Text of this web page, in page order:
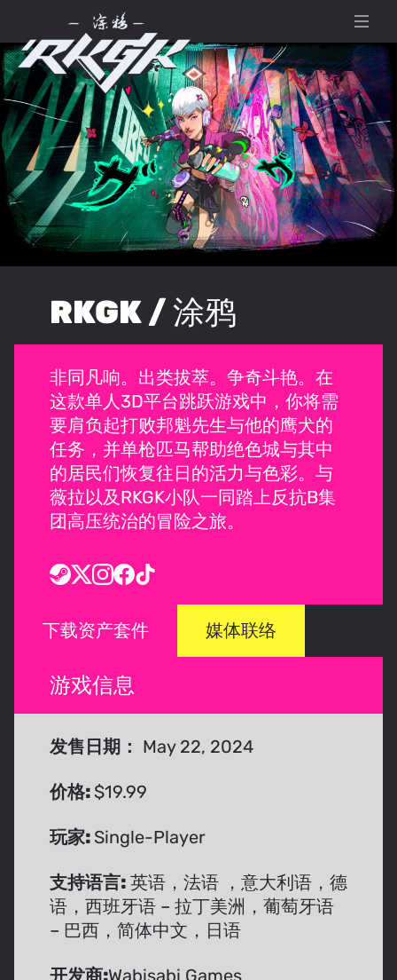
RKGK / 涂鸦
非同凡响。出类拔萃。争奇斗艳。在
这款单人3D平台跳跃游戏中，你将需
要肩负起打败邦魁先生与他的鹰犬的
任务，并单枪匹马帮助绝色城与其中
的居民们恢复往日的活力与色彩。与
薇拉以及RKGK小队一同踏上反抗B集
团高压统治的冒险之旅。
下载资产套件 媒体联络
游戏信息
发售日期： May 22, 2024
价格: $19.99
玩家: Single-Player
支持语言: 英语，法语 ，意大利语，德
语，西班牙语 – 拉丁美洲，葡萄牙语
– 巴西，简体中文，日语
开发商:Wabisabi Games